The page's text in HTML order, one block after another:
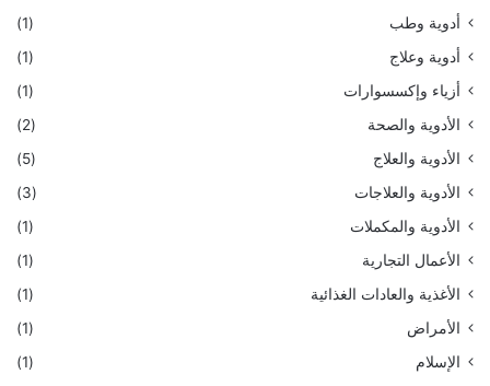
أدوية وطب
(1)
أدوية وعلاج
(1)
أزياء وإكسسوارات
(1)
الأدوية والصحة
(2)
الأدوية والعلاج
(5)
الأدوية والعلاجات
(3)
الأدوية والمكملات
(1)
الأعمال التجارية
(1)
الأغذية والعادات الغذائية
(1)
الأمراض
(1)
الإسلام
(1)